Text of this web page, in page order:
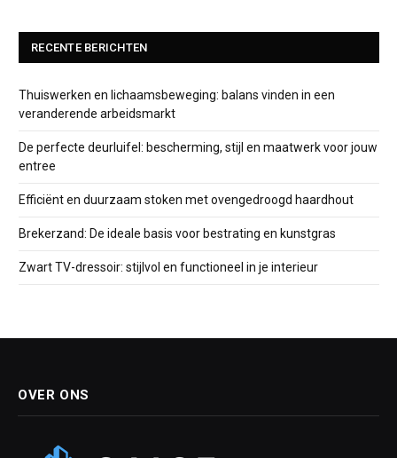
RECENTE BERICHTEN
Thuiswerken en lichaamsbeweging: balans vinden in een
veranderende arbeidsmarkt
De perfecte deurluifel: bescherming, stijl en maatwerk voor jouw
entree
Efficiënt en duurzaam stoken met ovengedroogd haardhout
Brekerzand: De ideale basis voor bestrating en kunstgras
Zwart TV-dressoir: stijlvol en functioneel in je interieur
OVER ONS